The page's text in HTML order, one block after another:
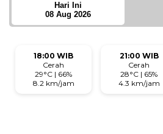
Hari Ini
08 Aug 2026
18:00 WIB
Cerah
29°C | 66%
8.2 km/jam
21:00 WIB
Cerah
28°C | 65%
4.3 km/jam